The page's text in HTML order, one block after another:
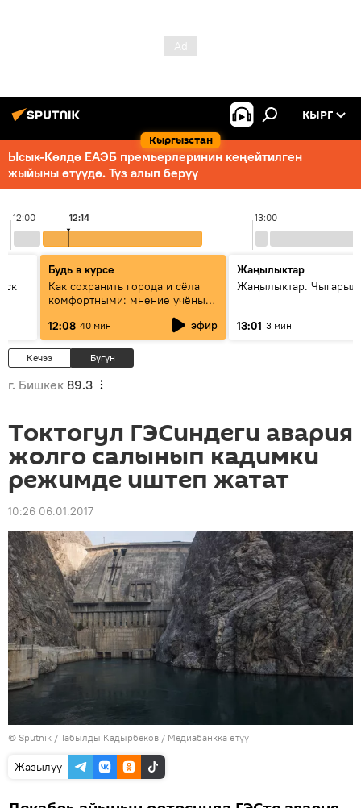
Кыргызстан
КЫРГ
Ысык-Көлдө ЕАЭБ премьерлеринин кеңейтилген
жыйыны өтүүдө. Түз алып берүү
12:00 13:00
12:14
Будь в курсе
Как сохранить города и сёла
комфортными: мнение учёных
12:08 40 мин эфир
Жаңылыктар
Жаңылыктар.
13:01 3 мин
Кечээ Бүгүн
г. Бишкек 89.3
Токтогул ГЭСиндеги авария
жолго салынып кадимки
режимде иштеп жатат
10:26 06.01.2017
© Sputnik / Табылды Кадырбеков / Медиабанкка өтүү
Жазылуу